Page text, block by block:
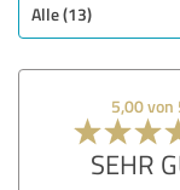
Alle (13)
5,00 von
SEHR